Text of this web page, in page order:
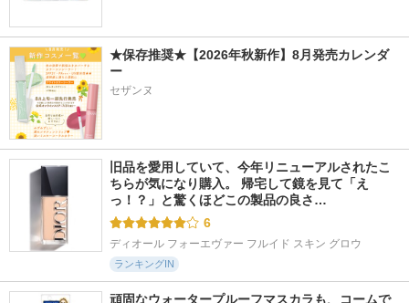
★保存推奨★【2026年秋新作】8月発売カレンダ
ー
セザンヌ
旧品を愛用していて、今年リニューアルされたこ
ちらが気になり購入。 帰宅して鏡を見て「え
っ！？」と驚くほどこの製品の良さ…
6
ディオール フォーエヴァー フルイド スキン グロウ
ランキングIN
頑固なウォータープルーフマスカラも、コームで